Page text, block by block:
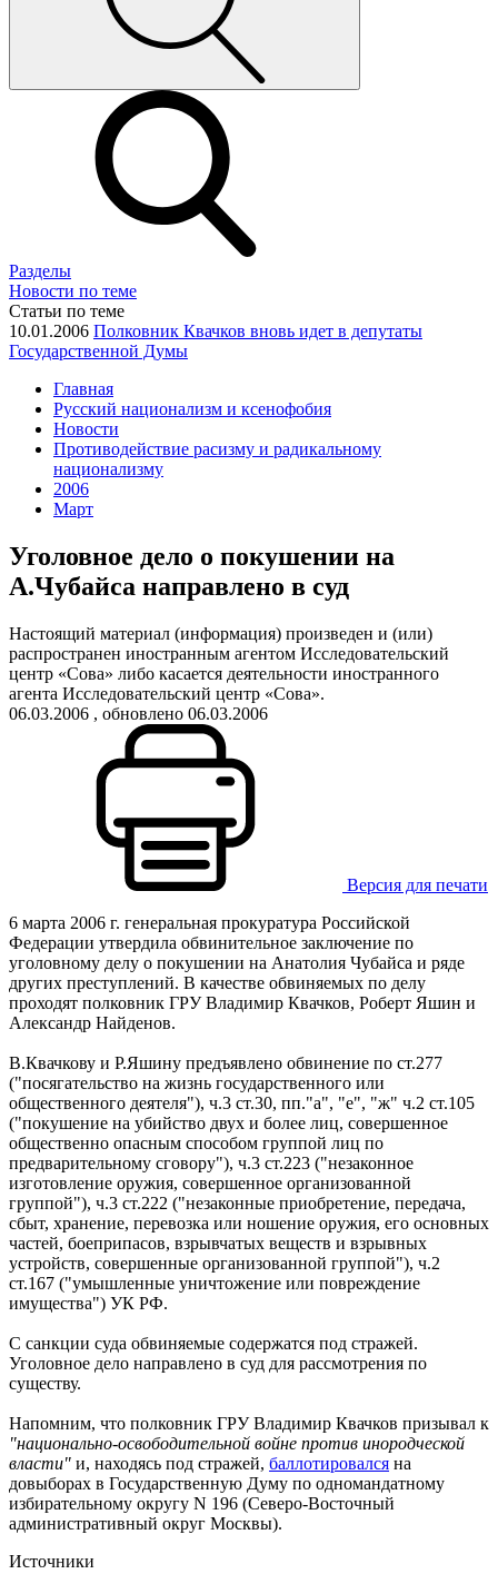
Разделы
Новости по теме
Статьи по теме
10.01.2006 Полковник Квачков вновь идет в депутаты
Государственной Думы
Главная
Русский национализм и ксенофобия
Новости
Противодействие расизму и радикальному
национализму
2006
Март
Уголовное дело о покушении на
А.Чубайса направлено в суд
Настоящий материал (информация) произведен и (или)
распространен иностранным агентом Исследовательский
центр «Сова» либо касается деятельности иностранного
агента Исследовательский центр «Сова».
06.03.2006 , обновлено 06.03.2006
Версия для печати
6 марта 2006 г. генеральная прокуратура Российской
Федерации утвердила обвинительное заключение по
уголовному делу о покушении на Анатолия Чубайса и ряде
других преступлений. В качестве обвиняемых по делу
проходят полковник ГРУ Владимир Квачков, Роберт Яшин и
Александр Найденов.
В.Квачкову и Р.Яшину предъявлено обвинение по ст.277
("посягательство на жизнь государственного или
общественного деятеля"), ч.3 ст.30, пп."а", "е", "ж" ч.2 ст.105
("покушение на убийство двух и более лиц, совершенное
общественно опасным способом группой лиц по
предварительному сговору"), ч.3 ст.223 ("незаконное
изготовление оружия, совершенное организованной
группой"), ч.3 ст.222 ("незаконные приобретение, передача,
сбыт, хранение, перевозка или ношение оружия, его основных
частей, боеприпасов, взрывчатых веществ и взрывных
устройств, совершенные организованной группой"), ч.2
ст.167 ("умышленные уничтожение или повреждение
имущества") УК РФ.
С санкции суда обвиняемые содержатся под стражей.
Уголовное дело направлено в суд для рассмотрения по
существу.
Напомним, что полковник ГРУ Владимир Квачков призывал к
"национально-освободительной войне против инородческой
власти" и, находясь под стражей, баллотировался на
довыборах в Государственную Думу по одномандатному
избирательному округу N 196 (Северо-Восточный
административный округ Москвы).
Источники